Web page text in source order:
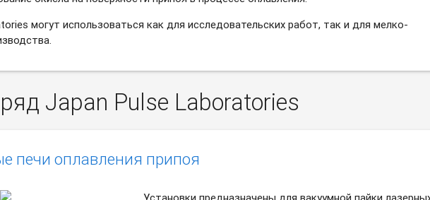
могут использоваться как для исследовательских работ, так и для мелко-
Japan Pulse Laboratories
печи оплавления припоя
Установки предназначены для вакуумной пайки